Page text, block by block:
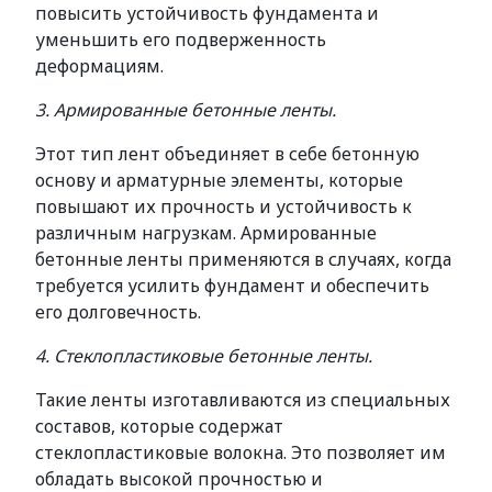
повысить устойчивость фундамента и
уменьшить его подверженность
деформациям.
3. Армированные бетонные ленты.
Этот тип лент объединяет в себе бетонную
основу и арматурные элементы, которые
повышают их прочность и устойчивость к
различным нагрузкам. Армированные
бетонные ленты применяются в случаях, когда
требуется усилить фундамент и обеспечить
его долговечность.
4. Стеклопластиковые бетонные ленты.
Такие ленты изготавливаются из специальных
составов, которые содержат
стеклопластиковые волокна. Это позволяет им
обладать высокой прочностью и